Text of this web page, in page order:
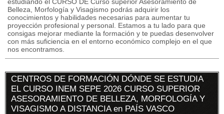
Belleza, Morfología y Visagismo podrás adquirir los
conocimientos y habilidades necesarias para aumentar tu
proyección profesional y personal. Estamos a tu lado para que
consigas mejorar mediante la formación y te puedas desenvolver
con más suficiencia en el entorno económico complejo en el que
nos encontramos.
CENTROS DE FORMACIÓN DÓNDE SE ESTUDIA
EL CURSO INEM SEPE 2026 CURSO SUPERIOR
ASESORAMIENTO DE BELLEZA, MORFOLOGÍA Y
VISAGISMO A DISTANCIA en PAÍS VASCO